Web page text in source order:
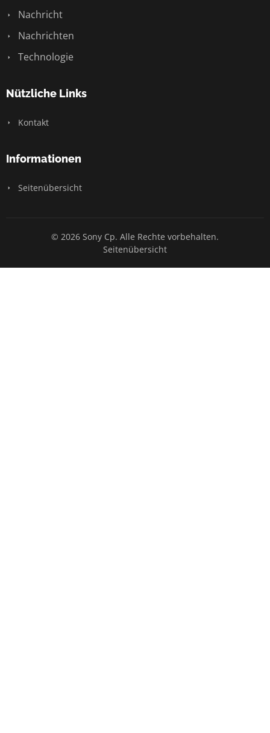
Nachricht
Nachrichten
Technologie
Nützliche Links
Kontakt
Informationen
Seitenübersicht
© 2026 Sony Cp. Alle Rechte vorbehalten.
Seitenübersicht